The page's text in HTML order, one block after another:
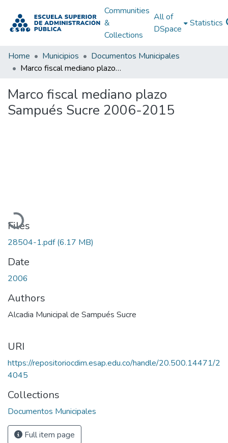
Communities
&
Collections
All of
DSpace
Statistics
Home Municipios
Documentos Municipales
Marco fiscal mediano plazo Sampués Sucre 2006-2015
Marco fiscal mediano plazo
Sampués Sucre 2006-2015
Loading...
Files
28504-1.pdf(6.17 MB)
Date
2006
Authors
Alcadia Municipal de Sampués Sucre
URI
https://repositoriocdim.esap.edu.co/handle/20.500.14471/2
4045
Collections
Documentos Municipales
Full item page